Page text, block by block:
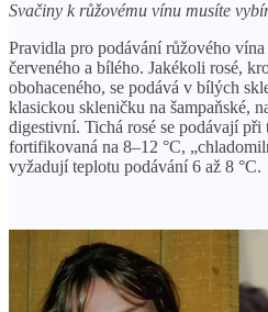
Svačiny k růžovému vínu musíte
Pravidla pro podávání růžového
červeného a bílého. Jakékoli rosé,
obohaceného, ​​se podává v bílých
klasickou skleničku na šampaňské,
digestivní. Tichá rosé se podávají při
fortifikovaná na 8–12 °C,
vyžadují teplotu podávání 6 až 8 °C.